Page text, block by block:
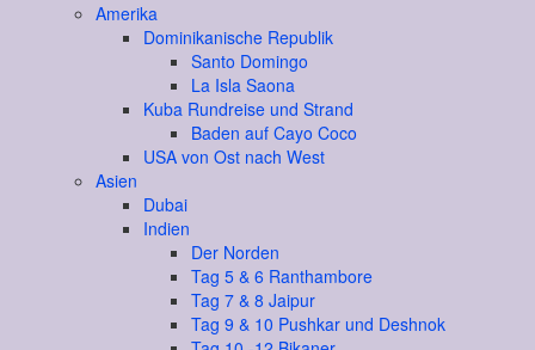
Amerika
Dominikanische Republik
Santo Domingo
La Isla Saona
Kuba Rundreise und Strand
Baden auf Cayo Coco
USA von Ost nach West
Asien
Dubai
Indien
Der Norden
Tag 5 & 6 Ranthambore
Tag 7 & 8 Jaipur
Tag 9 & 10 Pushkar und Deshnok